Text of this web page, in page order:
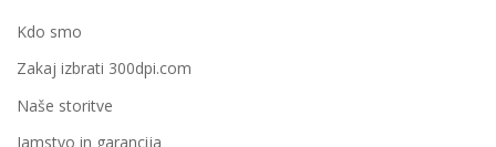
Kdo smo
Zakaj izbrati 300dpi.com
Naše storitve
Jamstvo in garancija